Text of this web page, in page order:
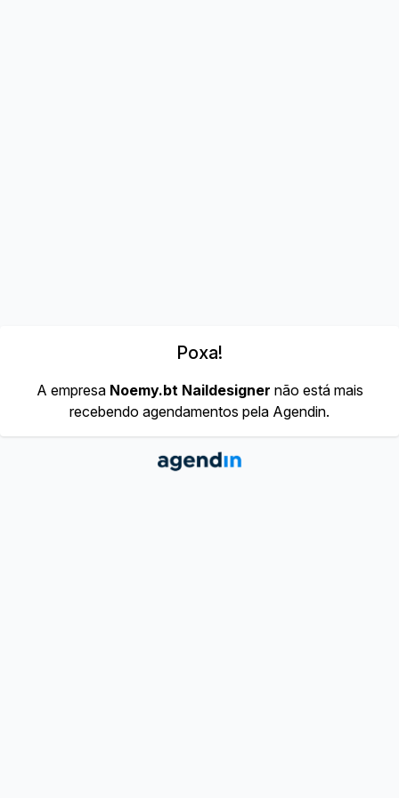
Poxa!
A empresa Noemy.bt Naildesigner não está mais
recebendo agendamentos pela Agendin.